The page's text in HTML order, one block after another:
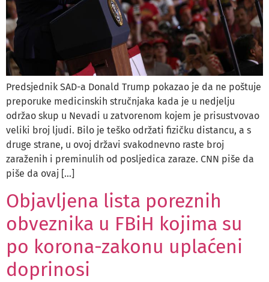
Predsjednik SAD-a Donald Trump pokazao je da ne poštuje
preporuke medicinskih stručnjaka kada je u nedjelju
održao skup u Nevadi u zatvorenom kojem je prisustvovao
veliki broj ljudi. Bilo je teško održati fizičku distancu, a s
druge strane, u ovoj državi svakodnevno raste broj
zaraženih i preminulih od posljedica zaraze. CNN piše da
piše da ovaj […]
Objavljena lista poreznih
obveznika u FBiH kojima su
po korona-zakonu uplaćeni
doprinosi